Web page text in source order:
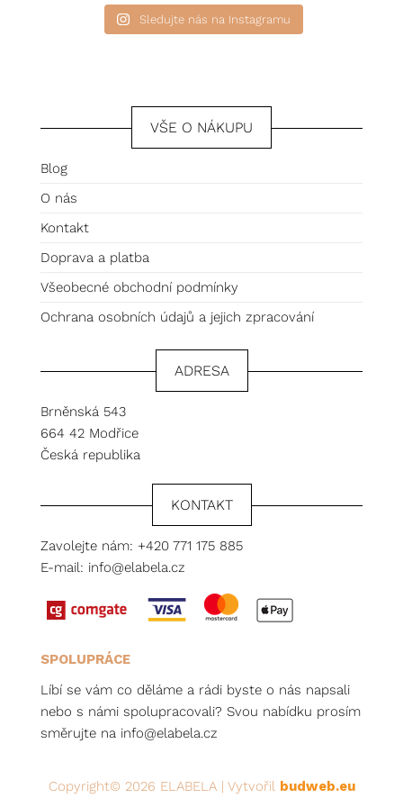
Sledujte nás na Instagramu
VŠE O NÁKUPU
Blog
O nás
Kontakt
Doprava a platba
Všeobecné obchodní podmínky
Ochrana osobních údajů a jejich zpracování
ADRESA
Brněnská 543
664 42 Modřice
Česká republika
KONTAKT
Zavolejte nám: +420 771 175 885
E-mail: info@elabela.cz
SPOLUPRÁCE
Líbí se vám co děláme a rádi byste o nás napsali
nebo s námi spolupracovali? Svou nabídku prosím
směrujte na info@elabela.cz
Copyright© 2026 ELABELA | Vytvořil budweb.eu